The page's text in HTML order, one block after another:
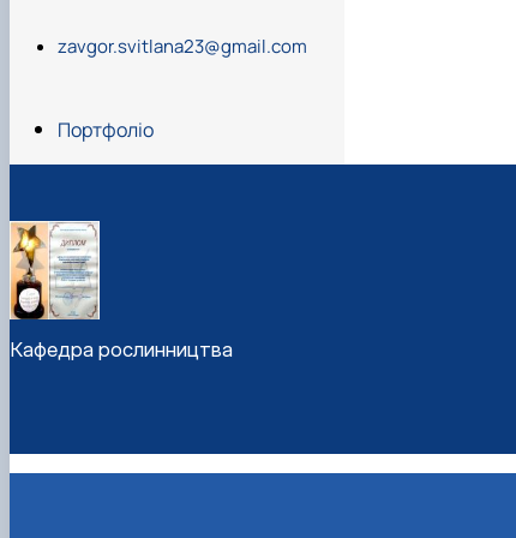
zavgor.svitlana23@gmail.com
Портфоліо
Кафедра рослинництва